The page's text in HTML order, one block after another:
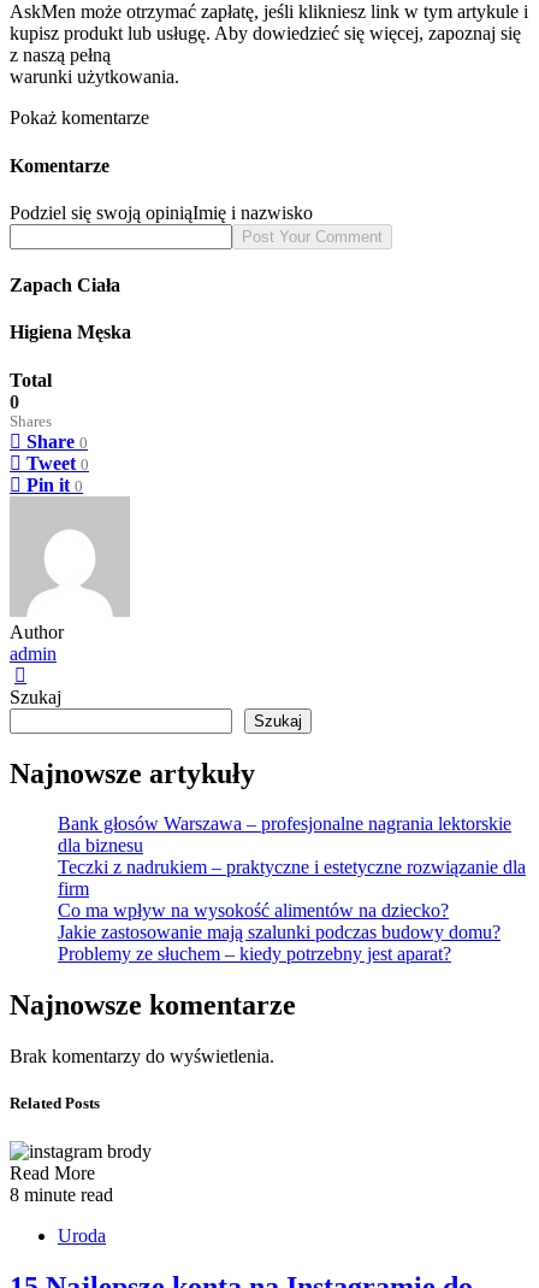
AskMen może otrzymać zapłatę, jeśli klikniesz link w tym artykule i
kupisz produkt lub usługę. Aby dowiedzieć się więcej, zapoznaj się
z naszą pełną
warunki użytkowania.
Pokaż komentarze
Komentarze
Podziel się swoją opiniąImię i nazwisko
Zapach Ciała
Higiena Męska
Total
0
Shares
Share 0
Tweet 0
Pin it 0
Author
admin
Szukaj
Szukaj
Najnowsze artykuły
Bank głosów Warszawa – profesjonalne nagrania lektorskie
dla biznesu
Teczki z nadrukiem – praktyczne i estetyczne rozwiązanie dla
firm
Co ma wpływ na wysokość alimentów na dziecko?
Jakie zastosowanie mają szalunki podczas budowy domu?
Problemy ze słuchem – kiedy potrzebny jest aparat?
Najnowsze komentarze
Brak komentarzy do wyświetlenia.
Related Posts
Read More
8 minute read
Uroda